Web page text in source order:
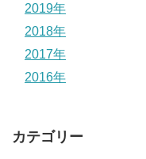
2019年
2018年
2017年
2016年
カテゴリー